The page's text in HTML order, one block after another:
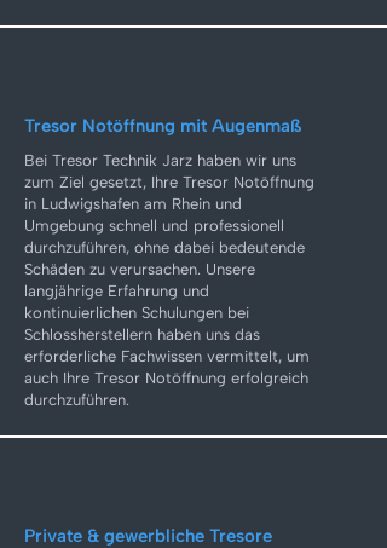
Tresor Notöffnung mit Augenmaß
Bei Tresor Technik Jarz haben wir uns
zum Ziel gesetzt, Ihre Tresor Notöffnung
in Ludwigshafen am Rhein und
Umgebung schnell und professionell
durchzuführen, ohne dabei bedeutende
Schäden zu verursachen. Unsere
langjährige Erfahrung und
kontinuierlichen Schulungen bei
Schlossherstellern haben uns das
erforderliche Fachwissen vermittelt, um
auch Ihre Tresor Notöffnung erfolgreich
durchzuführen.
Private & gewerbliche Tresore